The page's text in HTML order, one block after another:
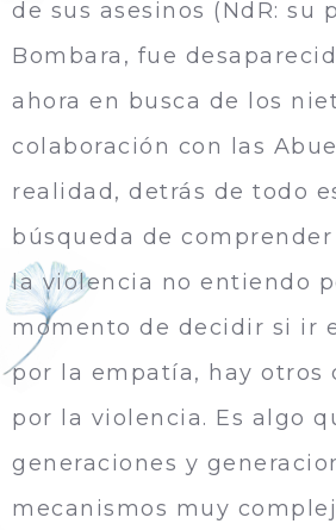
de sus asesinos (NdR: su
Bombara, fue
ahora en busca de los
colaboración con las
realidad, detrás de todo
búsqueda de comprender
la violencia no entiendo
momento de decidir si ir
por la empatí­a, hay otros
por la violencia. Es algo
generaciones y
mecanismos muy